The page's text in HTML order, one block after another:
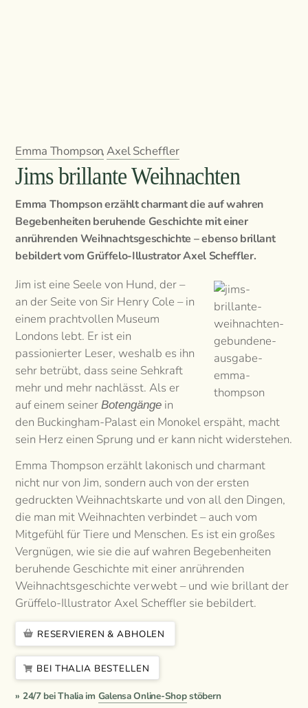
Emma Thompson,Axel Scheffler
Jims brillante Weihnachten
Emma Thompson erzählt charmant die auf wahren
Begebenheiten beruhende Geschichte mit einer
anrührenden Weihnachtsgeschichte – ebenso brillant
bebildert vom Grüffelo-Illustrator Axel Scheffler.
Jim ist eine Seele von Hund, der –
an der Seite von Sir Henry Cole – in
einem prachtvollen Museum
Londons lebt. Er ist ein
passionierter Leser, weshalb es ihn
sehr betrübt, dass seine Sehkraft
mehr und mehr nachlässt. Als er
auf einem seinerBotengänge in
den Buckingham-Palast ein Monokel erspäht, macht
sein Herz einen Sprung und er kann nicht widerstehen.
Emma Thompson erzählt lakonisch und charmant
nicht nur von Jim, sondern auch von der ersten
gedruckten Weihnachtskarte und von all den Dingen,
die man mit Weihnachten verbindet – auch vom
Mitgefühl für Tiere und Menschen. Es ist ein großes
Vergnügen, wie sie die auf wahren Begebenheiten
beruhende Geschichte mit einer anrührenden
Weihnachtsgeschichte verwebt – und wie brillant der
Grüffelo-Illustrator Axel Scheffler sie bebildert.
RESERVIEREN & ABHOLEN
BEI THALIA BESTELLEN
» 24/7 bei Thalia im Galensa Online-Shopstöbern